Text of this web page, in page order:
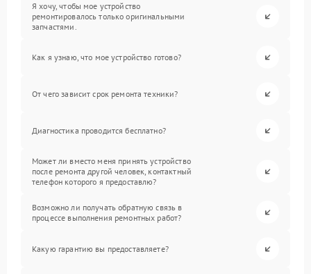
Я хочу, чтобы мое устройство
ремонтировалось только оригинальными
запчастями.
Как я узнаю, что мое устройство готово?
От чего зависит срок ремонта техники?
Диагностика проводится бесплатно?
Может ли вместо меня принять устройство
после ремонта другой человек, контактный
телефон которого я предоставлю?
Возможно ли получать обратную связь в
процессе выполнения ремонтных работ?
Какую гарантию вы предоставляете?